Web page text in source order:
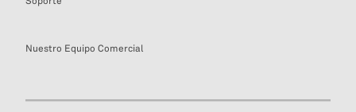
Nuestro Equipo Comercial